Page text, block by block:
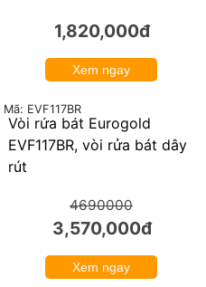
1,820,000đ
Xem ngay
Vòi rửa bát Eurogold
EVF117BR, vòi rửa bát dây
rút
Mã: EVF117BR
4690000
3,570,000đ
Xem ngay